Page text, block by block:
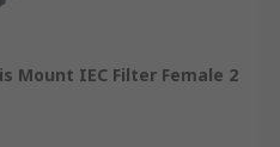
Mount IEC Filter Female 2